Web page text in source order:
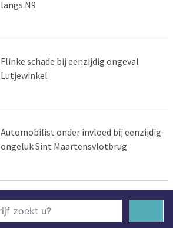
langs N9
Flinke schade bij eenzijdig ongeval
Lutjewinkel
Automobilist onder invloed bij eenzijdig
ongeluk Sint Maartensvlotbrug